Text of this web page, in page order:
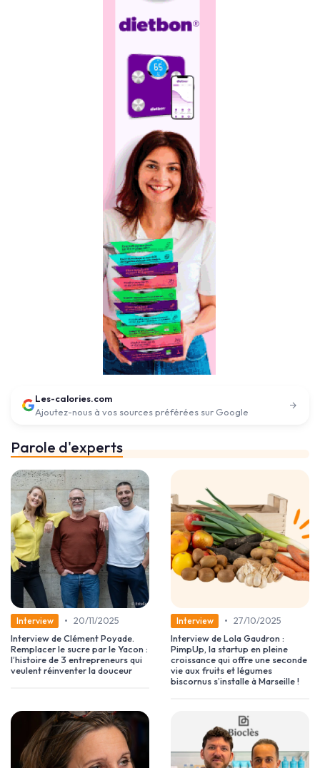
Les-calories.com
Ajoutez-nous à vos sources préférées sur Google
Parole d'experts
Interview • 20/11/2025
Interview de Clément Poyade.
Remplacer le sucre par le Yacon :
l’histoire de 3 entrepreneurs qui
veulent réinventer la douceur
Interview • 27/10/2025
Interview de Lola Gaudron :
PimpUp, la startup en pleine
croissance qui offre une seconde
vie aux fruits et légumes
biscornus s’installe à Marseille !